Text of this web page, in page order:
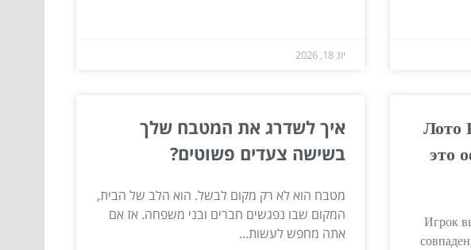
יונ 18, 2026
Лото
это
Игрок
איך לשדרג את המטבח שלך
בשישה צעדים פשוטים?
מטבח הוא לא רק מקום לבשל. הוא הלב של הבית,
המקום שבו נפגשים חברים ובני משפחה. אז אם
אתה מחפש לעשות...